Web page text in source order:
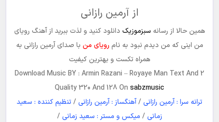
از آرمین رازانی
همین حالا از رسانه‌‌ سبزموزیک دانلود کنید و لذت ببرید از آهنگ رویای
من اینی که من دیدم نبود به نام رویای من با صدای آرمین رازانی به
همراه‌‌ تکست و بهترین کیفیت
Download Music BY : Armin Razani –Royaye Man Text And 2
Quality 320 And 128 On sabzmusic
ترانه سرا : آرمین رازانی /آهنگساز : آرمین رازانی /تنظیم کننده : سعید
زمانی / میکس و مستر : سعید زمانی /